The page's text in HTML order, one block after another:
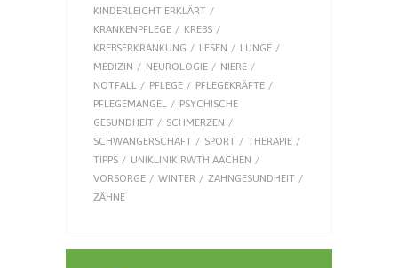
KINDERLEICHT ERKLÄRT
KRANKENPFLEGE
KREBS
KREBSERKRANKUNG
LESEN
LUNGE
MEDIZIN
NEUROLOGIE
NIERE
NOTFALL
PFLEGE
PFLEGEKRÄFTE
PFLEGEMANGEL
PSYCHISCHE
GESUNDHEIT
SCHMERZEN
SCHWANGERSCHAFT
SPORT
THERAPIE
TIPPS
UNIKLINIK RWTH AACHEN
VORSORGE
WINTER
ZAHNGESUNDHEIT
ZÄHNE